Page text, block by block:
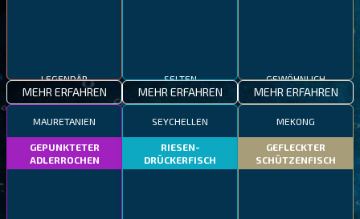
MEHR ERFAHREN MEHR ERFAHREN MEHR ERFAHREN
MAURETANIEN
GEPUNKTETER
ADLERROCHEN
SEYCHELLEN
RIESEN-
DRÜCKERFISCH
MEKONG
GEFLECKTER
SCHÜTZENFISCH